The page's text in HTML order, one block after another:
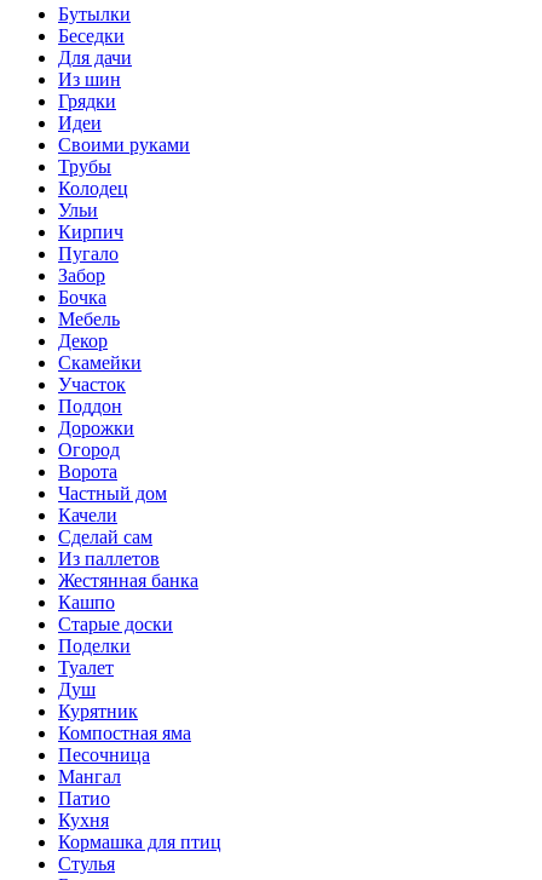
Бутылки
Беседки
Для дачи
Из шин
Грядки
Идеи
Своими руками
Трубы
Колодец
Ульи
Кирпич
Пугало
Забор
Бочка
Мебель
Декор
Скамейки
Участок
Поддон
Дорожки
Огород
Ворота
Частный дом
Качели
Сделай сам
Из паллетов
Жестянная банка
Кашпо
Старые доски
Поделки
Туалет
Душ
Курятник
Компостная яма
Песочница
Мангал
Патио
Кухня
Кормашка для птиц
Стулья